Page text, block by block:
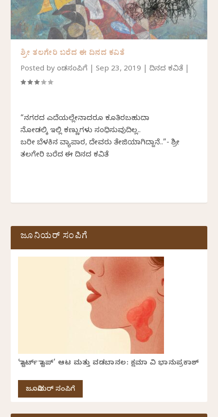
ಶ್ರೀ ತಲಗೇರಿ ಬರೆದ ಈ ದಿನದ ಕವಿತೆ
Posted byಕೆಂಡಸಂಪಿಗೆ |Sep 23, 2019 |ದಿನದ ಕವಿತೆ
“ನಗರದ ಎದೆಯಲ್ಲೇನಾದರೂ ಕೂತಿರಬಹುದಾ
ನೋಡಲಿಕ್ಕೆ ಇಲ್ಲಿ ಕಣ್ಣುಗಳು ಸಂಧಿಸುವುದಿಲ್ಲ..
ಬರೀ ಬೆಳಕಿನ ವ್ಯಾಪಾರ, ದೇವರು ತೇಜಿಯಾಗಿದ್ದಾನೆ..”- ಶ್ರೀ
ತಲಗೇರಿ ಬರೆದ ಈ ದಿನದ ಕವಿತೆ
ಜೂನಿಯರ್ ಸಂಪಿಗೆ
‘ಸ್ಟಾರ್ಟ್ ಸ್ಟಾಪ್’ ಆಟ ಮತ್ತು ವಡಬಾನಲ: ಕ್ಷಮಾ ವಿ ಭಾನುಪ್ರಕಾಶ್
ಜೂನಿಯರ್ ಸಂಪಿಗೆ